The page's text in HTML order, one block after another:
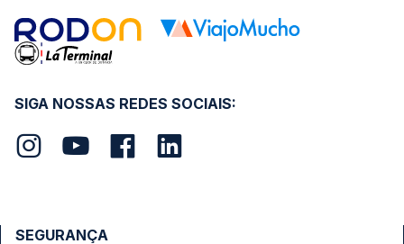
SIGA NOSSAS REDES SOCIAIS:
SEGURANÇA